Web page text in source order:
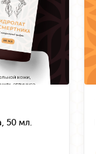
50 мл.